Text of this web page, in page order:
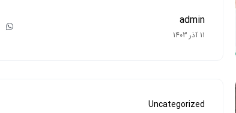
admin
11 آذر 1403
Uncategorized